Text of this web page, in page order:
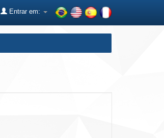
Entrar em: